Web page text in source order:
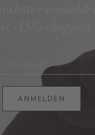
ANMELDEN